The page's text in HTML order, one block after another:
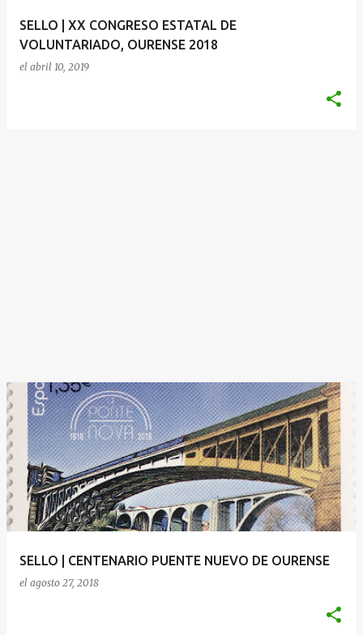
SELLO | XX CONGRESO ESTATAL DE
VOLUNTARIADO, OURENSE 2018
el abril 10, 2019
SELLO | CENTENARIO PUENTE NUEVO DE OURENSE
el agosto 27, 2018